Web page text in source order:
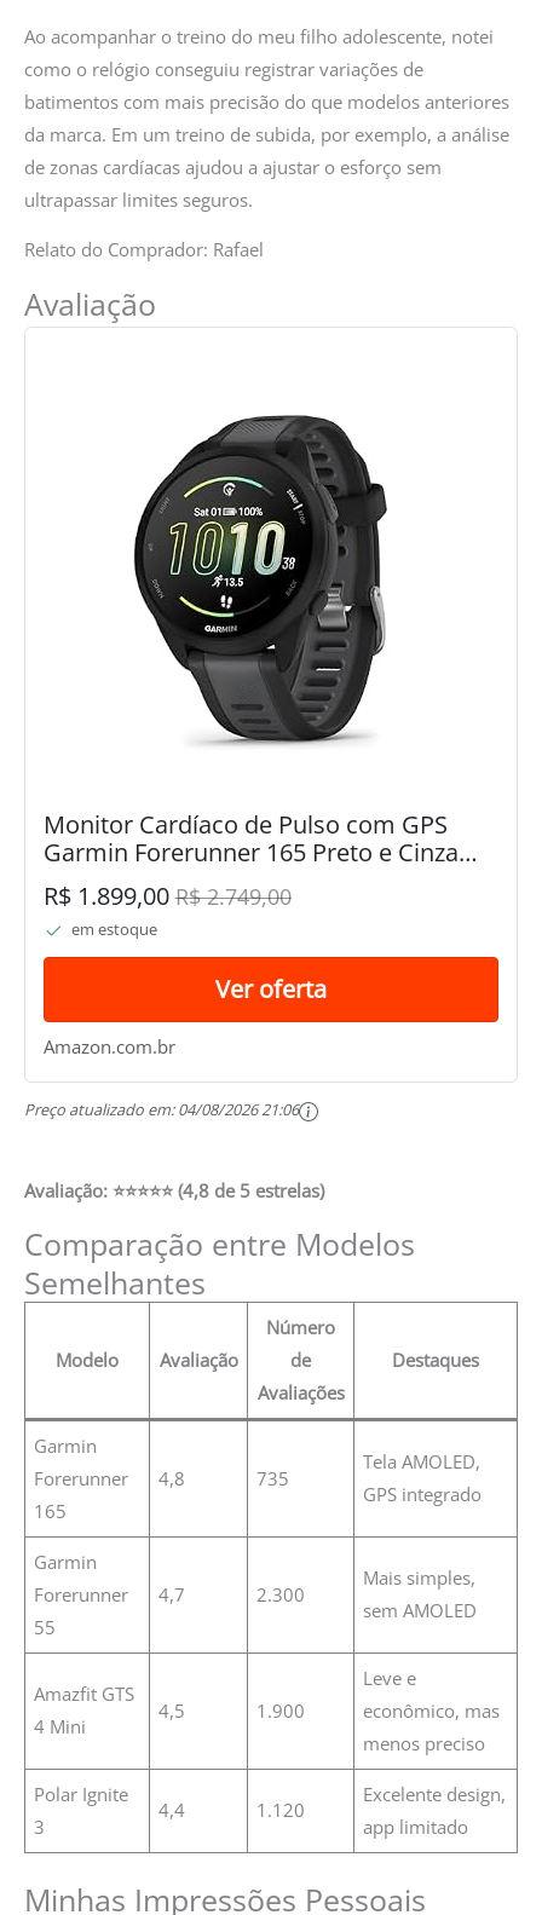
Ao acompanhar o treino do meu filho adolescente, notei
como o relógio conseguiu registrar variações de
batimentos com mais precisão do que modelos anteriores
da marca. Em um treino de subida, por exemplo, a análise
de zonas cardíacas ajudou a ajustar o esforço sem
ultrapassar limites seguros.
Relato do Comprador: Rafael
Avaliação
Monitor Cardíaco de Pulso com GPS
Garmin Forerunner 165 Preto e Cinza
Ardosia WW
R$ 1.899,00R$ 2.749,00
em estoque
Ver oferta
Amazon.com.br
Preço atualizado em:04/08/2026 21:06
Avaliação: ⭐⭐⭐⭐⭐ (4,8 de 5 estrelas)
Comparação entre Modelos
Semelhantes
Modelo Avaliação
Número
de
Avaliações
Destaques
Garmin
Forerunner
165
4,8 735
Tela AMOLED,
GPS integrado
Garmin
Forerunner
55
4,7 2.300
Mais simples,
sem AMOLED
Amazfit GTS
4 Mini
4,5 1.900
Leve e
econômico, mas
menos preciso
Polar Ignite
3
4,4 1.120
Excelente design,
app limitado
Minhas Impressões Pessoais